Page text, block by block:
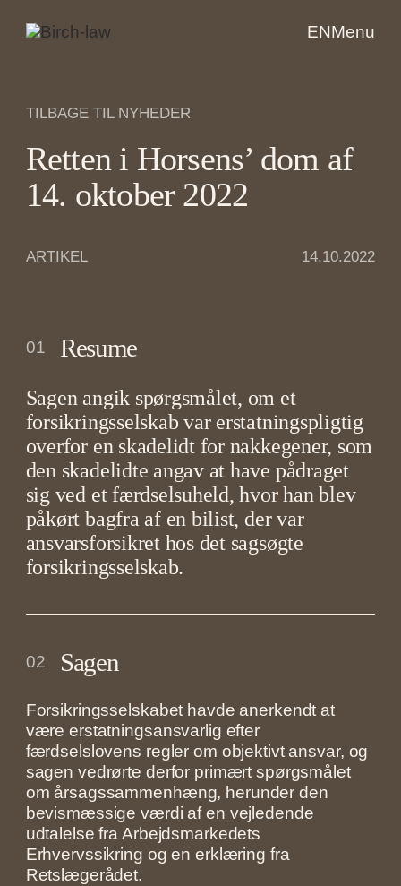
ENMenu
TILBAGE TIL NYHEDER
Retten i Horsens’ dom af
14. oktober 2022
ARTIKEL 14.10.2022
01 Resume
Sagen angik spørgsmålet, om et
forsikringsselskab var erstatningspligtig
overfor en skadelidt for nakkegener, som
den skadelidte angav at have pådraget
sig ved et færdselsuheld, hvor han blev
påkørt bagfra af en bilist, der var
ansvarsforsikret hos det sagsøgte
forsikringsselskab.
02 Sagen
Forsikringsselskabet havde anerkendt at
være erstatningsansvarlig efter
færdselslovens regler om objektivt ansvar, og
sagen vedrørte derfor primært spørgsmålet
om årsagssammenhæng, herunder den
bevismæssige værdi af en vejledende
udtalelse fra Arbejdsmarkedets
Erhvervssikring og en erklæring fra
Retslægerådet.